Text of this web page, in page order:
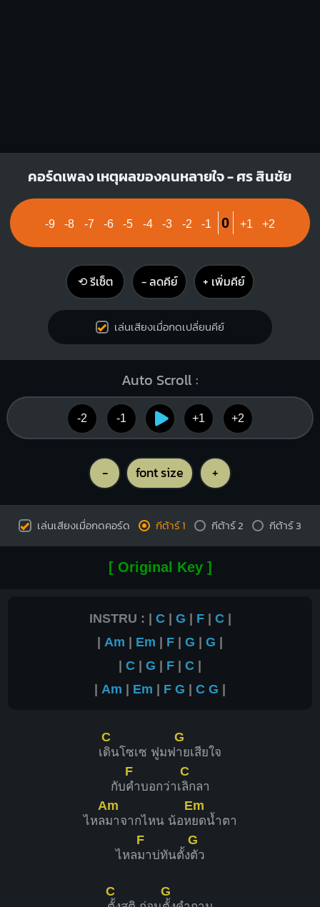
คอร์ดเพลง เหตุผลของคนหลายใจ - ศร สินชัย
-9 -8 -7 -6 -5 -4 -3 -2 -1 0 +1 +2
⟲ รีเซ็ต − ลดคีย์ + เพิ่มคีย์
เล่นเสียงเมื่อกดเปลี่ยนคีย์
Auto Scroll :
-2 -1 +1 +2
- font size +
เล่นเสียงเมื่อกดคอร์ด กีต้าร์ 1 กีต้าร์ 2 กีต้าร์ 3
[ Original Key ]
INSTRU : | C | G | F| C |
| Am | Em | F | G | G |
| C | G | F | C |
| Am | Em | F G | C G |
เ
C
ดินโซเซ ฟูมฟ
G
ายเสียใจ
กับ
F
คำบอกว่าเ
C
ลิกลา
ไหล
Am
มาจากไหน น้อห
Em
ยดน้ำตา
ไหล
F
มาบ่ทันตั้ง
G
ตัว
C G